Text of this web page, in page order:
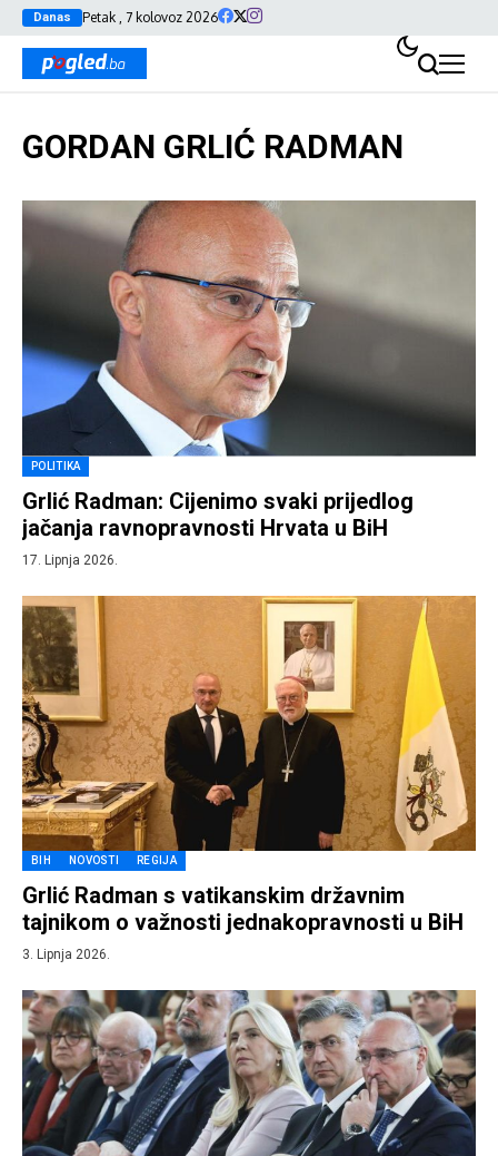
Danas Petak , 7 kolovoz 2026
GORDAN GRLIĆ RADMAN
POLITIKA
Grlić Radman: Cijenimo svaki prijedlog
jačanja ravnopravnosti Hrvata u BiH
17. Lipnja 2026.
BIH NOVOSTI REGIJA
Grlić Radman s vatikanskim državnim
tajnikom o važnosti jednakopravnosti u BiH
3. Lipnja 2026.